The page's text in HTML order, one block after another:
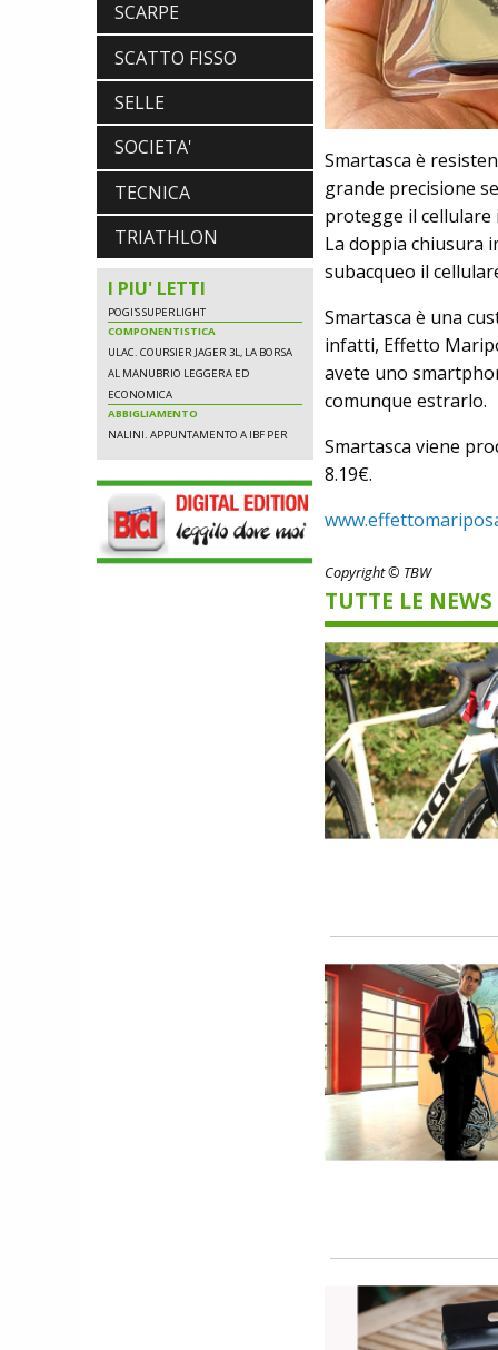
SCARPE
SCATTO FISSO
SELLE
SOCIETA'
TECNICA
TRIATHLON
I PIU' LETTI
CON AIRBAG INTEGRATO
NEWS
IBF DEBUTTA IL PREMIO ITALIANO
SCARPE
DMT. TADEJ POGACAR, LA MAGLIA
GIALLA E UNA SPECIAL EDITION DELLA
POGI'S SUPERLIGHT
COMPONENTISTICA
AL MANUBRIO LEGGERA ED
ABBIGLIAMENTO
SCOPRIRE IL PRIMO PANTALONCINO
NEWS
NASCE «ANTONIO COLOMBO
INNOVATION & DESIGN AWARD»: A
Smartasca è
grande precisione
protegge il cellulare
La doppia chiusura
subacqueo il
Smartasca è una
infatti, Effetto
avete uno
comunque estrarlo.
Smartasca viene
8.19€.
Copyright © TBW
TUTTE LE NEWS